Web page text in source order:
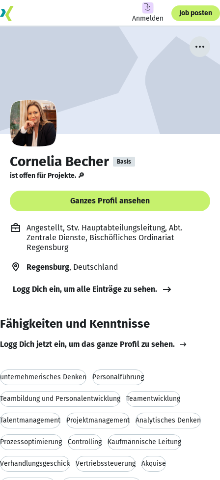
Anmelden
Job posten
Cornelia Becher Basis
ist offen für Projekte. 🔎
Ganzes Profil ansehen
Angestellt, Stv. Hauptabteilungsleitung, Abt.
Zentrale Dienste, Bischöfliches Ordinariat
Regensburg
Regensburg, Deutschland
Logg Dich ein, um alle Einträge zu sehen.
Fähigkeiten und Kenntnisse
Logg Dich jetzt ein, um das ganze Profil zu sehen.
unternehmerisches Denken Personalführung
Teambildung und Personalentwicklung Teamentwicklung
Talentmanagement Projektmanagement Analytisches Denken
Prozessoptimierung Controlling Kaufmännische Leitung
Verhandlungsgeschick Vertriebssteuerung Akquise